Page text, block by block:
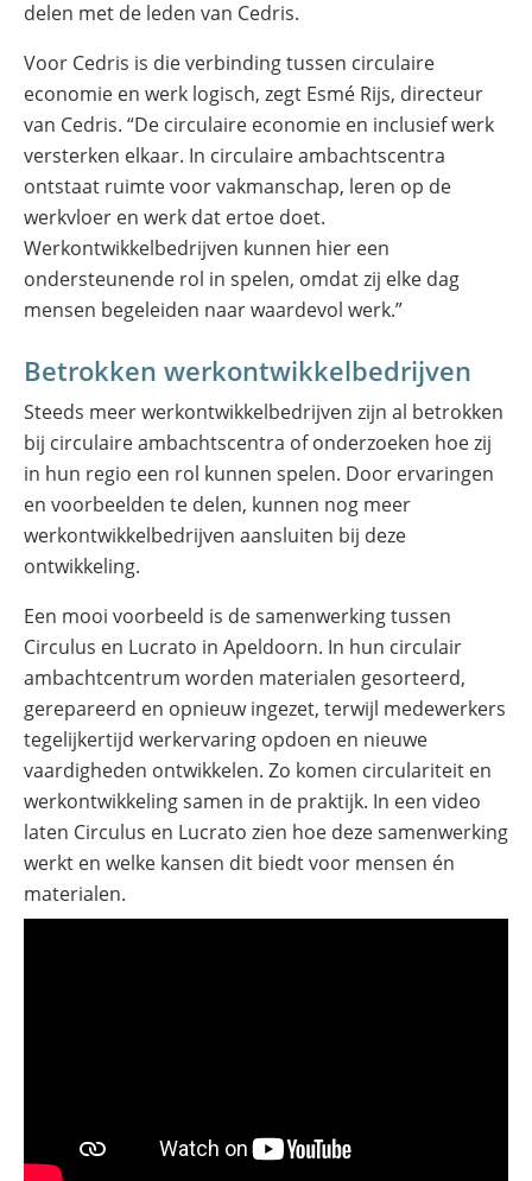
delen met de leden van Cedris.
Voor Cedris is die verbinding tussen circulaire
economie en werk logisch, zegt Esmé Rijs, directeur
van Cedris. “De circulaire economie en inclusief werk
versterken elkaar. In circulaire ambachtscentra
ontstaat ruimte voor vakmanschap, leren op de
werkvloer en werk dat ertoe doet.
Werkontwikkelbedrijven kunnen hier een
ondersteunende rol in spelen, omdat zij elke dag
mensen begeleiden naar waardevol werk.”
Betrokken werkontwikkelbedrijven
Steeds meer werkontwikkelbedrijven zijn al betrokken
bij circulaire ambachtscentra of onderzoeken hoe zij
in hun regio een rol kunnen spelen. Door ervaringen
en voorbeelden te delen, kunnen nog meer
werkontwikkelbedrijven aansluiten bij deze
ontwikkeling.
Een mooi voorbeeld is de samenwerking tussen
Circulus en Lucrato in Apeldoorn. In hun circulair
ambachtcentrum worden materialen gesorteerd,
gerepareerd en opnieuw ingezet, terwijl medewerkers
tegelijkertijd werkervaring opdoen en nieuwe
vaardigheden ontwikkelen. Zo komen circulariteit en
werkontwikkeling samen in de praktijk. In een video
laten Circulus en Lucrato zien hoe deze samenwerking
werkt en welke kansen dit biedt voor mensen én
materialen.